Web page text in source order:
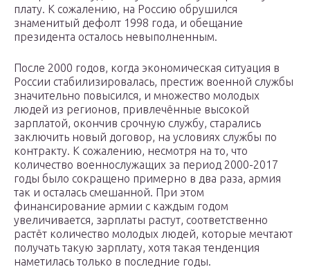
плату. К сожалению, на Россию обрушился
знаменитый дефолт 1998 года, и обещание
президента осталось невыполненным.
После 2000 годов, когда экономическая ситуация в
России стабилизировалась, престиж военной службы
значительно повысился, и множество молодых
людей из регионов, привлечённые высокой
зарплатой, окончив срочную службу, старались
заключить новый договор, на условиях службы по
контракту. К сожалению, несмотря на то, что
количество военнослужащих за период 2000-2017
годы было сокращено примерно в два раза, армия
так и осталась смешанной. При этом
финансирование армии с каждым годом
увеличивается, зарплаты растут, соответственно
растёт количество молодых людей, которые мечтают
получать такую зарплату, хотя такая тенденция
наметилась только в последние годы.